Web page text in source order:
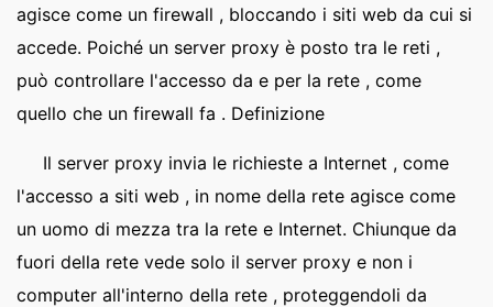
agisce come un firewall , bloccando i siti web da cui si
accede. Poiché un server proxy è posto tra le reti ,
può controllare l'accesso da e per la rete , come
quello che un firewall fa . Definizione
Il server proxy invia le richieste a Internet , come
l'accesso a siti web , in nome della rete agisce come
un uomo di mezza tra la rete e Internet. Chiunque da
fuori della rete vede solo il server proxy e non i
computer all'interno della rete , proteggendoli da